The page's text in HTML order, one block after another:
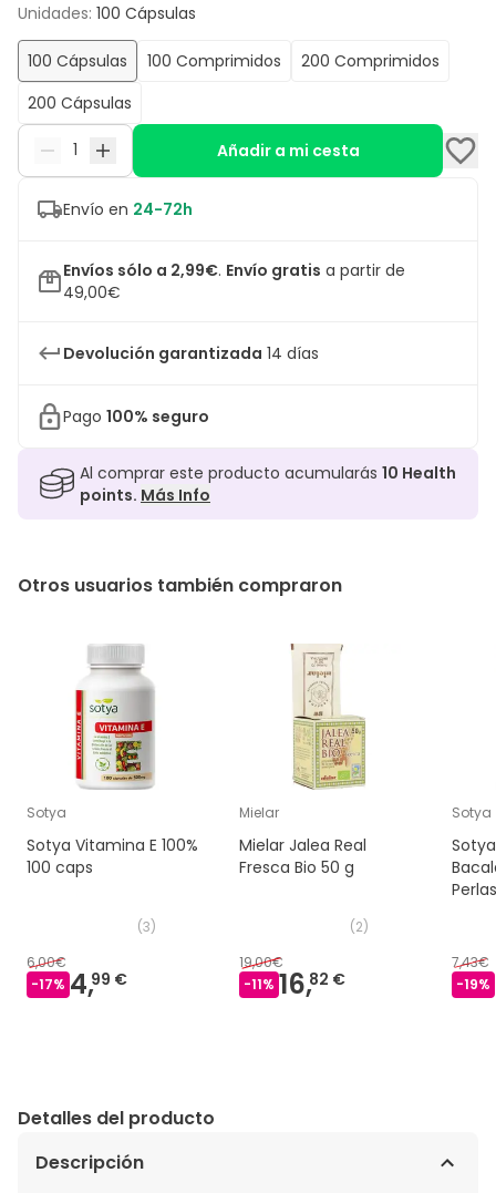
Unidades: 100 Cápsulas
100 Cápsulas 100 Comprimidos
200 Comprimidos
200 Cápsulas
Añadir a mi cesta
Envío en 24-72h
Envíos sólo a 2,99€. Envío gratis a partir de
49,00€
Devolución garantizada 14 días
Pago 100% seguro
Al comprar este producto acumularás 10 Health
points. Más Info
Otros usuarios también compraron
Sotya
Sotya Vitamina E 100%
100 caps
(3)
6,00€
-17% 4,99 €
Mielar
Mielar Jalea Real
Fresca Bio 50 g
(2)
19,00€
-11% 16,82 €
Sotya
Perlas
7,43€
-19%
Detalles del producto
Descripción